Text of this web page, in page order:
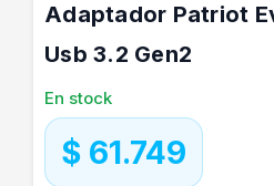
Adaptador Patriot
Usb 3.2 Gen2
En stock
$ 61.749